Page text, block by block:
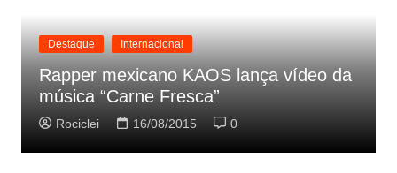
Destaque Internacional
Rapper mexicano KAOS lança vídeo da
música “Carne Fresca”
Rociclei 16/08/2015 0